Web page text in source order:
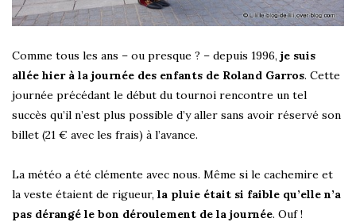
Comme tous les ans – ou presque ? – depuis 1996, je suis
allée hier à la journée des enfants de Roland Garros. Cette
journée précédant le début du tournoi rencontre un tel
succès qu’il n’est plus possible d’y aller sans avoir réservé son
billet (21 € avec les frais) à l’avance.
La météo a été clémente avec nous. Même si le cachemire et
la veste étaient de rigueur, la pluie était si faible qu’elle n’a
pas dérangé le bon déroulement de la journée. Ouf !